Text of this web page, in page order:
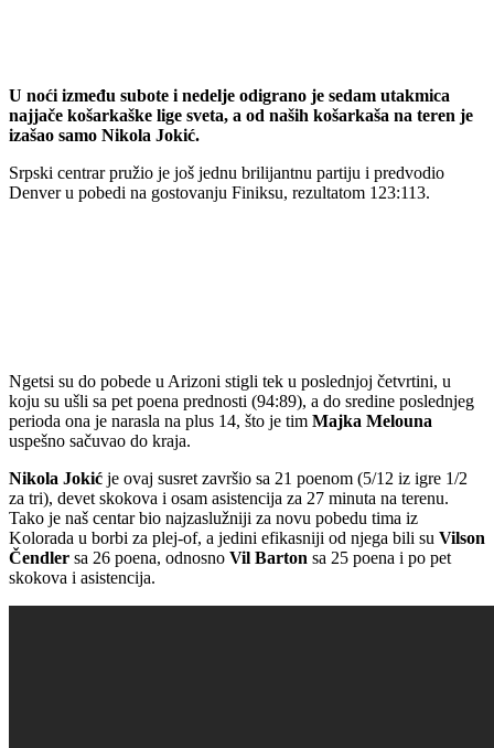
U noći između subote i nedelje odigrano je sedam utakmica
najjače košarkaške lige sveta, a od naših košarkaša na teren je
izašao samo Nikola Jokić.
Srpski centrar pružio je još jednu brilijantnu partiju i predvodio
Denver u pobedi na gostovanju Finiksu, rezultatom 123:113.
Ngetsi su do pobede u Arizoni stigli tek u poslednjoj četvrtini, u
koju su ušli sa pet poena prednosti (94:89), a do sredine poslednjeg
perioda ona je narasla na plus 14, što je tim Majka Melouna
uspešno sačuvao do kraja.
Nikola Jokić je ovaj susret završio sa 21 poenom (5/12 iz igre 1/2
za tri), devet skokova i osam asistencija za 27 minuta na terenu.
Tako je naš centar bio najzaslužniji za novu pobedu tima iz
Kolorada u borbi za plej-of, a jedini efikasniji od njega bili su Vilson
Čendler sa 26 poena, odnosno Vil Barton sa 25 poena i po pet
skokova i asistencija.